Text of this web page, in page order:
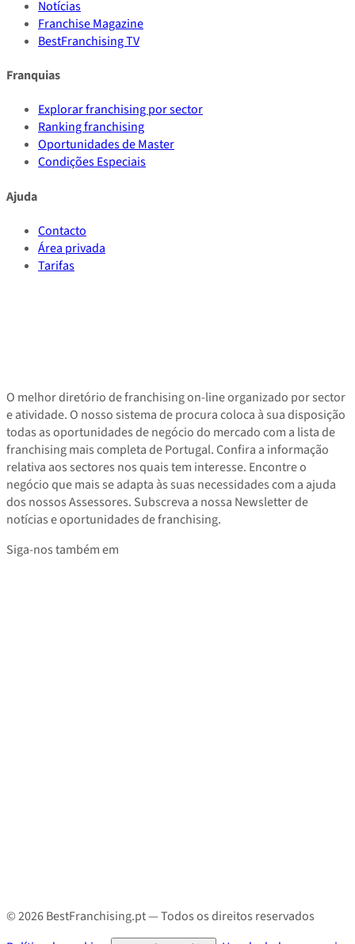
Notícias
Franchise Magazine
BestFranchising TV
Franquias
Explorar franchising por sector
Ranking franchising
Oportunidades de Master
Condições Especiais
Ajuda
Contacto
Área privada
Tarifas
O melhor diretório de franchising on-line organizado por sector
e atividade. O nosso sistema de procura coloca à sua disposição
todas as oportunidades de negócio do mercado com a lista de
franchising mais completa de Portugal. Confira a informação
relativa aos sectores nos quais tem interesse. Encontre o
negócio que mais se adapta às suas necessidades com a ajuda
dos nossos Assessores. Subscreva a nossa Newsletter de
notícias e oportunidades de franchising.
Siga-nos também em
© 2026 BestFranchising.pt — Todos os direitos reservados